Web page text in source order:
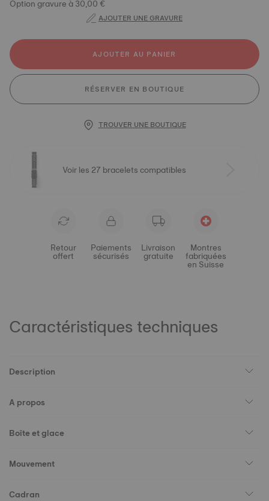
Option gravure à 30,00 €
AJOUTER UNE GRAVURE
AJOUTER AU PANIER
RÉSERVER EN BOUTIQUE
TROUVER UNE BOUTIQUE
Voir les 27 bracelets compatibles
Retour
offert
Paiements
sécurisés
Livraison
gratuite
Montres
fabriquées
en Suisse
Caractéristiques techniques
Description
A propos
Boîte et glace
Mouvement
Cadran